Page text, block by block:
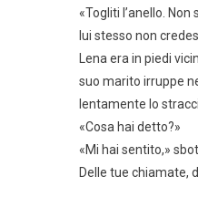
«Togliti l’anello.
lui stesso non
Lena era in piedi
suo marito irruppe
lentamente lo
«Cosa hai detto?»
«Mi hai sentito,»
Delle tue chiamate,